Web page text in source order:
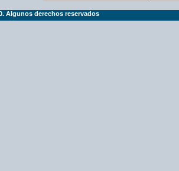
Algunos derechos reservados